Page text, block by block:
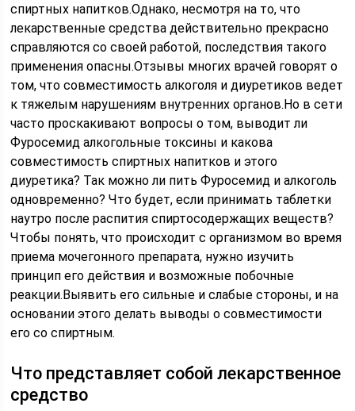
спиртных напитков.Однако, несмотря на то, что
лекарственные средства действительно прекрасно
справляются со своей работой, последствия такого
применения опасны.Отзывы многих врачей говорят о
том, что совместимость алкоголя и диуретиков ведет
к тяжелым нарушениям внутренних органов.Но в сети
часто проскакивают вопросы о том, выводит ли
Фуросемид алкогольные токсины и какова
совместимость спиртных напитков и этого
диуретика? Так можно ли пить Фуросемид и алкоголь
одновременно? Что будет, если принимать таблетки
наутро после распития спиртосодержащих веществ?
Чтобы понять, что происходит с организмом во время
приема мочегонного препарата, нужно изучить
принцип его действия и возможные побочные
реакции.Выявить его сильные и слабые стороны, и на
основании этого делать выводы о совместимости
его со спиртным.
Что представляет собой лекарственное
средство